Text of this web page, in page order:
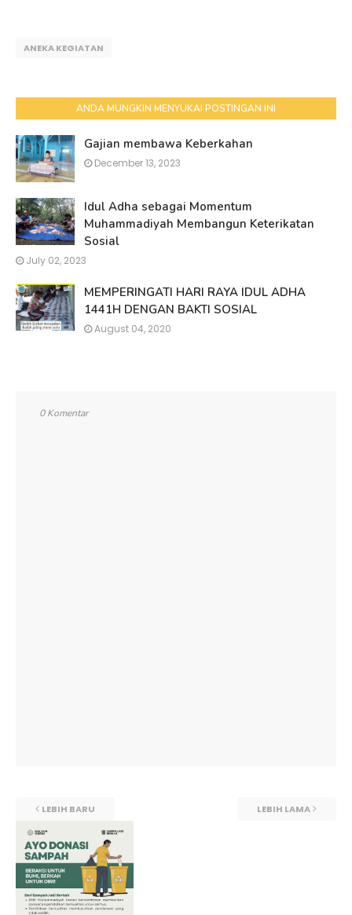
ANEKA KEGIATAN
ANDA MUNGKIN MENYUKAI POSTINGAN INI
Gajian membawa Keberkahan
December 13, 2023
Idul Adha sebagai Momentum
Muhammadiyah Membangun Keterikatan
Sosial
July 02, 2023
MEMPERINGATI HARI RAYA IDUL ADHA
1441H DENGAN BAKTI SOSIAL
August 04, 2020
0 Komentar
LEBIH BARU LEBIH LAMA